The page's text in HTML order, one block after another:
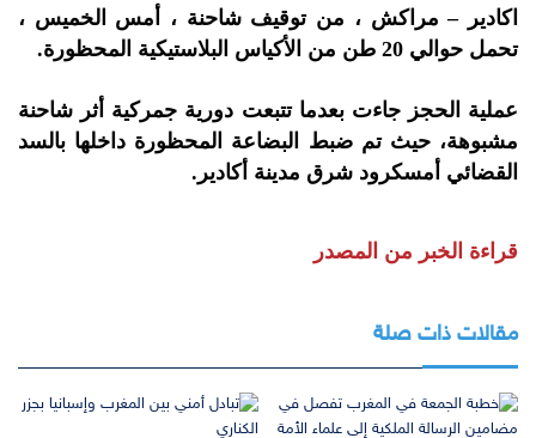
اكادير – مراكش ، من توقيف شاحنة ، أمس الخميس ،
تحمل حوالي 20 طن من الأكياس البلاستيكية المحظورة.
عملية الحجز جاءت بعدما تتبعت دورية جمركية أثر شاحنة
مشبوهة، حيث تم ضبط البضاعة المحظورة داخلها بالسد
القضائي أمسكرود شرق مدينة أكادير.
قراءة الخبر من المصدر
مقالات ذات صلة